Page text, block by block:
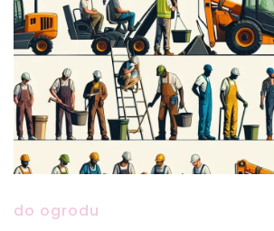
do ogrodu